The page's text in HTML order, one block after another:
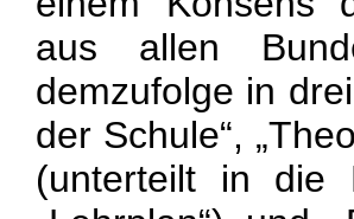
aus allen
demzufolge in
der Schule“,
(unterteilt in die